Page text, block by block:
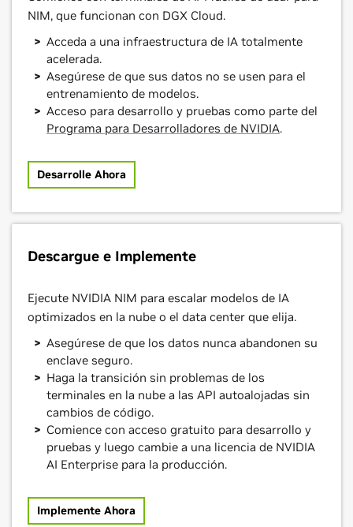
NIM, que funcionan con DGX Cloud.
Acceda a una infraestructura de IA totalmente
acelerada.
Asegúrese de que sus datos no se usen para el
entrenamiento de modelos.
Acceso para desarrollo y pruebas como parte del
Programa para Desarrolladores de NVIDIA.
Desarrolle Ahora
Descargue e Implemente
Ejecute NVIDIA NIM para escalar modelos de IA
optimizados en la nube o el data center que elija.
Asegúrese de que los datos nunca abandonen su
enclave seguro.
Haga la transición sin problemas de los
terminales en la nube a las API autoalojadas sin
cambios de código.
Comience con acceso gratuito para desarrollo y
pruebas y luego cambie a una licencia de NVIDIA
AI Enterprise para la producción.
Implemente Ahora